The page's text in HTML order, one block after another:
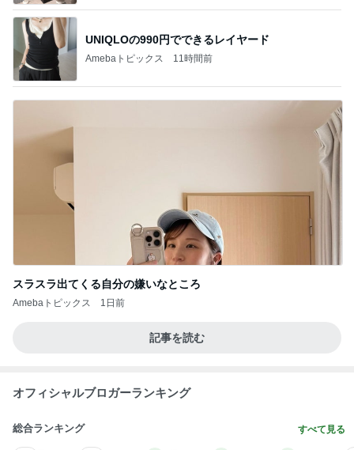
UNIQLOの990円でできるレイヤード
Amebaトピックス 11時間前
スラスラ出てくる自分の嫌いなところ
Amebaトピックス 1日前
記事を読む
オフィシャルブロガーランキング
総合ランキング すべて見る